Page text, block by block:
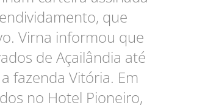
que
Virna informou que
de Açailândia até
fazenda Vitória. Em
no Hotel Pioneiro,